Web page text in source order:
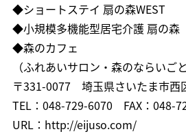
◆ショートステイ 扇の森WEST
◆小規模多機能型居宅介護 扇の森
◆森のカフェ
（ふれあいサロン・森のならいごと
〒331-0077 埼玉県さいたま市西
TEL ： 048-729-6070 FAX ： 048-
URL ： http://eijuso.com/